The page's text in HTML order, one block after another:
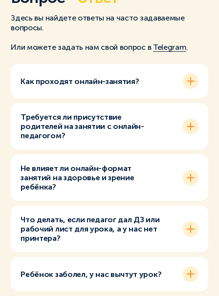
Здесь вы найдете ответы на часто задаваемые
вопросы.
Или можете задать нам свой вопрос в Telegram.
Как проходят онлайн-занятия?
Требуется ли присутствие
родителей на занятии с онлайн-
педагогом?
Не влияет ли онлайн-формат
занятий на здоровье и зрение
ребёнка?
Что делать, если педагог дал ДЗ или
рабочий лист для урока, а у нас нет
принтера?
Ребёнок заболел, у нас вычтут урок?